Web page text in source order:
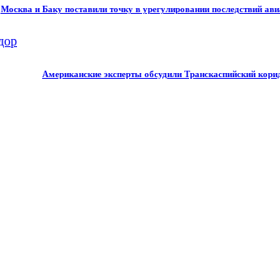
Москва и Баку поставили точку в урегулировании последствий
Американские эксперты обсудили Транскаспийский